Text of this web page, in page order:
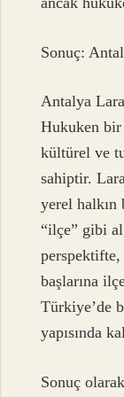
Sonuç:
Antalya
Hukuken bir
kültürel ve
sahiptir.
yerel halkın
“ilçe” gibi
başlarına
Türkiye’de
yapısında
Sonuç